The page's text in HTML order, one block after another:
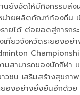
นยังจัดให้มีกิจกรรมส่
น่ายผลิตภัณฑ์ท้องถิ่น เ
ายได้ ต่อยอดสู่การกร
เที่ยวจังหวัดระยองอย่
มสามารถของนักกีฬา
วชน เสริมสร้างสุขภ
ยองอย่างยั่งยืนอีกด้วย